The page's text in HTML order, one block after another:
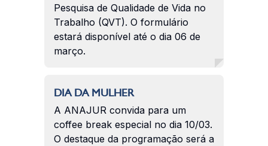
Pesquisa de Qualidade de Vida no
Trabalho (QVT). O formulário
estará disponível até o dia 06 de
março.
DIA DA MULHER
A ANAJUR convida para um
coffee break especial no dia 10/03.
O destaque da programação será a